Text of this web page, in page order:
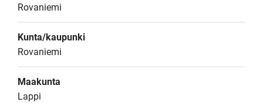
Rovaniemi
Kunta/kaupunki
Rovaniemi
Maakunta
Lappi